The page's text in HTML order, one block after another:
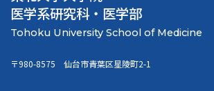
医学系研究科・医学部
〒980-8575 仙台市青葉区星陵町2-1